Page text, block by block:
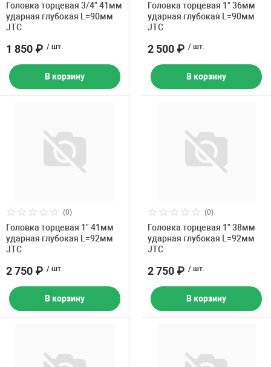
Головка торцевая 3/4" 41мм
ударная глубокая L=90мм
JTC
1 850 ₽ / шт.
В корзину
Головка торцевая 1" 36мм
ударная глубокая L=90мм
JTC
2 500 ₽ / шт.
В корзину
(0)
Головка торцевая 1" 41мм
ударная глубокая L=92мм
JTC
2 750 ₽ / шт.
В корзину
(0)
Головка торцевая 1" 38мм
ударная глубокая L=92мм
JTC
2 750 ₽ / шт.
В корзину